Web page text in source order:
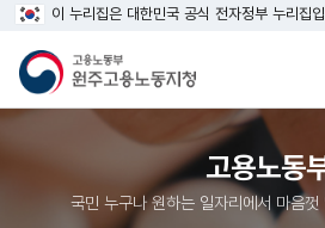
이 누리집은 대한민국 공식 전자정부 누리집
고용노동
국민 누구나 원하는 일자리에서 마음껏